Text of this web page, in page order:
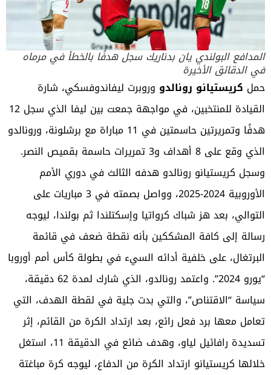
المدافع البولندي يان بدناريك سجل هدفًا بالخطأ في مرماه
في الدقائق الأخيرة
حمل كريستيانو رونالدو وروبرت ليفاندوفسكي، شارة
القيادة للمنتخبين، في مواجهة جمعت بين ليفا الذي سجل 12
هدفًا وتمريرتين حاسمتين في 11 مباراة مع برشلونة، ورونالدو
الذي وقع على 8 أهداف و3 تمريرات حاسمة بقميص النصر.
وسجل كريستيانو رونالدو هدفه الثالث في دوري الأمم
الأوروبية 2024-2025، وواصل بصمته في 3 مباريات على
التوالي، بعد هز شباك كرواتيا وإسكتلندا ثم بولندا، ليوجه
رسالة إلى كافة المشككين بأنه نقطة ضعف في قائمة
البرتغال، على خلفية أدائه السيء في بطولة كأس أمم أوروبا
“يورو 2024”. واعتمد رونالدو، الذي شارك لمدة 62 دقيقة،
سياسة “الاقتناص”، والتي بدت جلية في لقطة الهدف، التي
تعامل معها برد فعل رائع، بعد ارتداد الكرة من القائم، إثر
تسديدة رافائيل لياو، وهدف ضائع في الدقيقة 11، استغل
خلالها كريستيانو ارتداد الكرة من الدفاع، ليوجه كرة مباغتة